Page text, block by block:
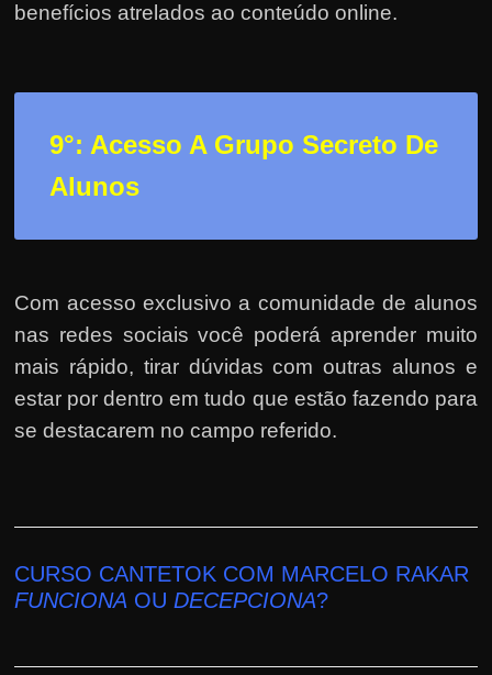
benefícios atrelados ao conteúdo online.
9°: Acesso A Grupo Secreto De
Alunos
Com acesso exclusivo a comunidade de alunos
nas redes sociais você poderá aprender muito
mais rápido, tirar dúvidas com outras alunos e
estar por dentro em tudo que estão fazendo para
se destacarem no campo referido.
CURSO CANTETOK COM MARCELO RAKAR
FUNCIONA OUDECEPCIONA?